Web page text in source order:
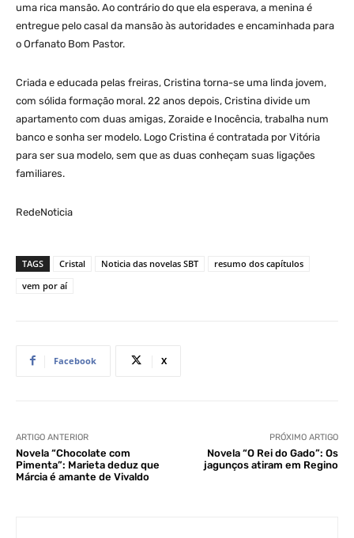
uma rica mansão. Ao contrário do que ela esperava, a menina é
entregue pelo casal da mansão às autoridades e encaminhada para
o Orfanato Bom Pastor.
Criada e educada pelas freiras, Cristina torna-se uma linda jovem,
com sólida formação moral. 22 anos depois, Cristina divide um
apartamento com duas amigas, Zoraide e Inocência, trabalha num
banco e sonha ser modelo. Logo Cristina é contratada por Vitória
para ser sua modelo, sem que as duas conheçam suas ligações
familiares.
RedeNoticia
TAGS Cristal Noticia das novelas SBT
resumo dos capítulos
vem por aí
Facebook X
ARTIGO ANTERIOR
Novela “Chocolate com
Pimenta”: Marieta deduz que
Márcia é amante de Vivaldo
PRÓXIMO ARTIGO
Novela “O Rei do Gado”: Os
jagunços atiram em Regino